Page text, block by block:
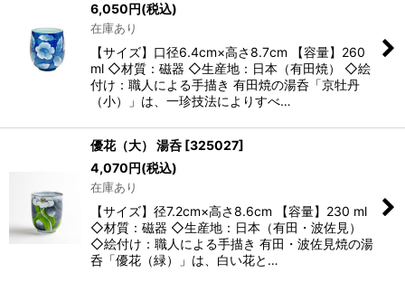
6,050円(税込)
在庫あり
【サイズ】口径6.4cm×高さ8.7cm 【容量】260
ml ◇材質：磁器 ◇生産地：日本（有田焼） ◇絵
付け：職人による手描き 有田焼の湯呑「京牡丹
（小）」は、一珍技法によりすべ…
優花（大） 湯呑 [325027]
4,070円(税込)
在庫あり
【サイズ】径7.2cm×高さ8.6cm 【容量】230 ml
◇材質：磁器 ◇生産地：日本（有田・波佐見）
◇絵付け：職人による手描き 有田・波佐見焼の湯
呑「優花（緑）」は、白い花と…